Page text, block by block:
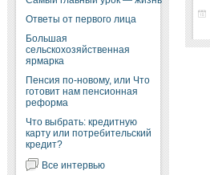
Ответы от первого лица
Большая
сельскохозяйственная
ярмарка
Пенсия по-новому, или Что
готовит нам пенсионная
реформа
Что выбрать: кредитную
карту или потребительский
кредит?
Все интервью